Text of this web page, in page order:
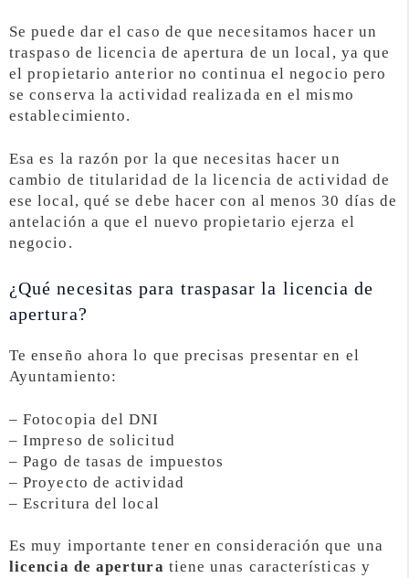
Se puede dar el caso de que necesitamos hacer un
traspaso de licencia de apertura de un local, ya que
el propietario anterior no continua el negocio pero
se conserva la actividad realizada en el mismo
establecimiento.
Esa es la razón por la que necesitas hacer un
cambio de titularidad de la licencia de actividad de
ese local, qué se debe hacer con al menos 30 días de
antelación a que el nuevo propietario ejerza el
negocio.
¿Qué necesitas para traspasar la licencia de
apertura?
Te enseño ahora lo que precisas presentar en el
Ayuntamiento:
– Fotocopia del DNI
– Impreso de solicitud
– Pago de tasas de impuestos
– Proyecto de actividad
– Escritura del local
Es muy importante tener en consideración que una
licencia de apertura tiene unas características y